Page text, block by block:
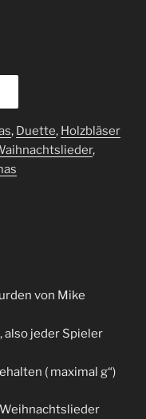
, Duette, Holzbläser
,
von Mike
jeder Spieler
( maximal g“)